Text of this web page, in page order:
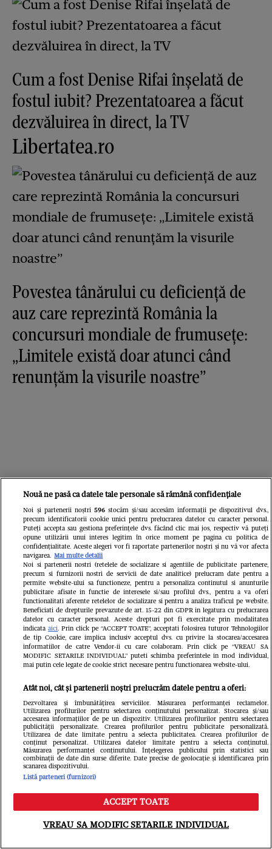
Cum a fost Denise Rifai înșelată de
fostul iubit? Prezentatoarea a făcut
dezvăluirea în direct, la TV
Libertatea.ro
Povestea tânărului cu deficiență de
auz care reprezintă România la
concursuri mondiale de frumusețe:
„Limitele există doar atunci când
renunțăm la visurile noastre”
Din aceeași categorie
VEDETE SI EVENIMENTE
Romanița Iovan, dezvăluiri
emoționante despre cele mai grele
după
Meniu Caută
Nouă ne pasă ca datele tale personale să rămână confidențiale
Noi și partenerii noștri 596stocăm și/sau accesăm informații pe dispozitivul dvs.,
precum identificatorii cookie unici pentru prelucrarea datelor cu caracter personal.
Puteți accepta sau gestiona preferințele dvs. făcând clic mai jos, respectiv vă puteți
opune utilizării unui interes legitim în orice moment pe pagina cu politica de
confidențialitate. Aceste alegeri vor fi raportate partenerilor noștri și nu vă vor afecta
navigarea. Mai multe detalii
Noi si partenerii nostri (retelele de socializare si agentiile de publicitate partenere,
precum si furnizorii nostri de servicii de date analitice) prelucram date pentru a
permite website-ului sa functioneze, pentru a personaliza continutul si anunturile
publicitare afisate in functie de interesele si/sau profilul dvs., pentru a va oferi
functionalitati aferente retelelor de socializare si pentru a analiza traficul pe website.
Beneficiati de drepturile prevazute de art. 15-22 din GDPR in legatura cu prelucrarea
datelor cu caracter personal. Aceste drepturi pot fi exercitate prin modalitatea
indicataaici. Prin click pe “ACCEPT TOATE”, acceptati folosirea tuturor Tehnologiilor
de tip Cookie, care implica inclusiv acceptul dvs. cu privire la stocarea/accesarea
informatiilor de catre Vendor-ii cu care colaboram. Prin click pe “VREAU SA
MODIFIC SETARILE INDIVIDUAL” puteti schimba preferintele in mod individual,
mai putin cele legate de cookie strict necesare pentru functionarea website-ului.
Atât noi, cât și partenerii noștri prelucrăm datele pentru a oferi:
Dezvoltarea și îmbunătățirea serviciilor. Măsurarea performanței reclamelor.
Utilizarea profilurilor pentru selectarea conținutului personalizat. Stocarea și/sau
accesarea informațiilor de pe un dispozitiv. Utilizarea profilurilor pentru selectarea
publicității personalizate. Crearea profilurilor pentru publicitate personalizată.
Utilizarea de date limitate pentru a selecta publicitatea. Crearea profilurilor de
conținut personalizat. Utilizarea datelor limitate pentru a selecta conținutul.
Măsurarea performanței conținutului. Înțelegerea publicului prin statistici sau
combinații de date din surse diferite. Date precise de geolocație și identificarea prin
scanarea dispozitivului.
Listă parteneri (furnizori)
ACCEPT TOATE
VREAU SA MODIFIC SETARILE INDIVIDUAL